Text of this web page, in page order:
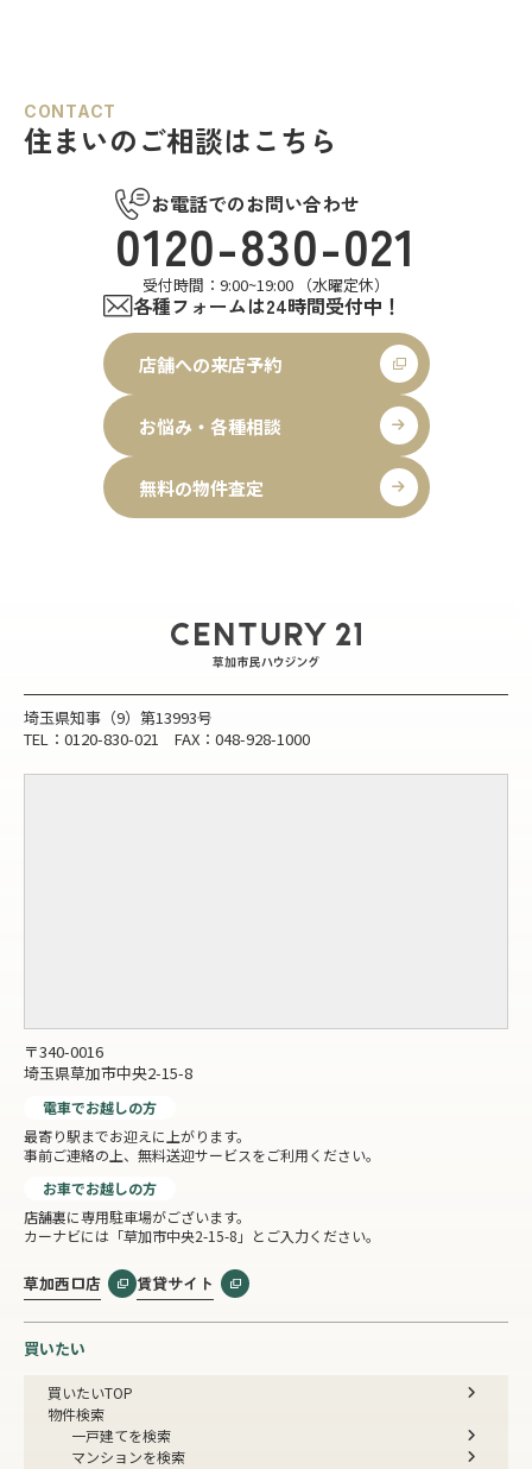
CONTACT
住まいのご相談はこちら
お電話でのお問い合わせ
0120-830-021
受付時間：9:00~19:00 （水曜定休）
各種フォームは24時間受付中！
店舗への来店予約
お悩み・各種相談
無料の物件査定
埼玉県知事（9）第13993号
TEL：0120-830-021 FAX：048-928-1000
〒340-0016
埼玉県草加市中央2-15-8
電車でお越しの方
最寄り駅までお迎えに上がります。
事前ご連絡の上、無料送迎サービスをご利用ください。
お車でお越しの方
店舗裏に専用駐車場がございます。
カーナビには「草加市中央2-15-8」とご入力ください。
草加西口店 賃貸サイト
買いたい
買いたいTOP
物件検索
一戸建てを検索
マンションを検索